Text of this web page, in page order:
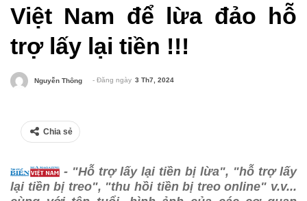
Việt Nam để lừa đảo hỗ
trợ lấy lại tiền !!!
Nguyễn Thông - Đăng ngày 3 Th7, 2024
Chia sẻ
- "Hỗ trợ lấy lại tiền bị lừa", "hỗ trợ lấy
lại tiền bị treo", "thu hồi tiền bị treo online" v.v...